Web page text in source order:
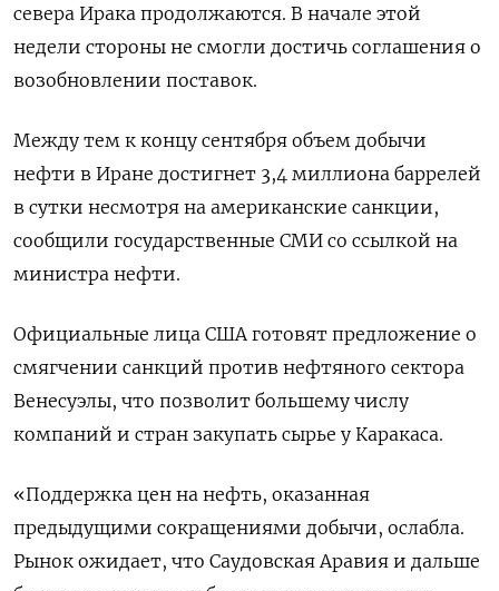
севера Ирака продолжаются. В начале этой
недели стороны не смогли достичь соглашения о
возобновлении поставок.
Между тем к концу сентября объем добычи
нефти в Иране достигнет 3,4 миллиона баррелей
в сутки несмотря на американские санкции,
сообщили государственные СМИ со ссылкой на
министра нефти.
Официальные лица США готовят предложение о
смягчении санкций против нефтяного сектора
Венесуэлы, что позволит большему числу
компаний и стран закупать сырье у Каракаса.
«Поддержка цен на нефть, оказанная
предыдущими сокращениями добычи, ослабла.
Рынок ожидает, что Саудовская Аравия и дальше